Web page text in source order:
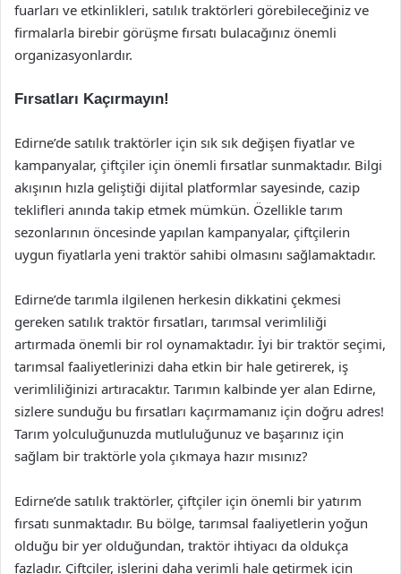
fuarları ve etkinlikleri, satılık traktörleri görebileceğiniz ve
firmalarla birebir görüşme fırsatı bulacağınız önemli
organizasyonlardır.
Fırsatları Kaçırmayın!
Edirne’de satılık traktörler için sık sık değişen fiyatlar ve
kampanyalar, çiftçiler için önemli fırsatlar sunmaktadır. Bilgi
akışının hızla geliştiği dijital platformlar sayesinde, cazip
teklifleri anında takip etmek mümkün. Özellikle tarım
sezonlarının öncesinde yapılan kampanyalar, çiftçilerin
uygun fiyatlarla yeni traktör sahibi olmasını sağlamaktadır.
Edirne’de tarımla ilgilenen herkesin dikkatini çekmesi
gereken satılık traktör fırsatları, tarımsal verimliliği
artırmada önemli bir rol oynamaktadır. İyi bir traktör seçimi,
tarımsal faaliyetlerinizi daha etkin bir hale getirerek, iş
verimliliğinizi artıracaktır. Tarımın kalbinde yer alan Edirne,
sizlere sunduğu bu fırsatları kaçırmamanız için doğru adres!
Tarım yolculuğunuzda mutluluğunuz ve başarınız için
sağlam bir traktörle yola çıkmaya hazır mısınız?
Edirne’de satılık traktörler, çiftçiler için önemli bir yatırım
fırsatı sunmaktadır. Bu bölge, tarımsal faaliyetlerin yoğun
olduğu bir yer olduğundan, traktör ihtiyacı da oldukça
fazladır. Çiftçiler, işlerini daha verimli hale getirmek için